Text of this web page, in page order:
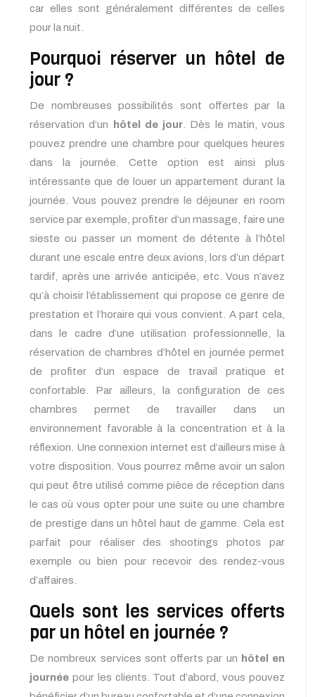
car elles sont généralement différentes de celles
pour la nuit.
Pourquoi réserver un hôtel de
jour ?
De nombreuses possibilités sont offertes par la
réservation d’un
hôtel de jour . Dès le matin, vous
pouvez prendre une chambre pour quelques heures
dans la journée. Cette option est ainsi plus
intéressante que de louer un appartement durant la
journée. Vous pouvez prendre le déjeuner en room
service par exemple, profiter d’un massage, faire une
sieste ou passer un moment de détente à l’hôtel
durant une escale entre deux avions, lors d’un départ
tardif, après une arrivée anticipée, etc. Vous n’avez
qu’à choisir l’établissement qui propose ce genre de
prestation et l’horaire qui vous convient. A part cela,
dans le cadre d’une utilisation professionnelle, la
réservation de chambres d’hôtel en journée permet
de profiter d’un espace de travail pratique et
confortable. Par ailleurs, la configuration de ces
chambres permet de travailler dans un
environnement favorable à la concentration et à la
réflexion. Une connexion internet est d’ailleurs mise à
votre disposition. Vous pourrez même avoir un salon
qui peut être utilisé comme pièce de réception dans
le cas où vous opter pour une suite ou une chambre
de prestige dans un hôtel haut de gamme. Cela est
parfait pour réaliser des shootings photos par
exemple ou bien pour recevoir des rendez-vous
d’affaires.
Quels sont les services offerts
par un hôtel en journée ?
De nombreux services sont offerts par un hôtel en
journée pour les clients. Tout d’abord, vous pouvez